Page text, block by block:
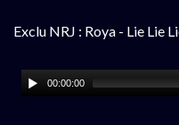
Exclu NRJ : Roya - Lie Lie
00:00:00